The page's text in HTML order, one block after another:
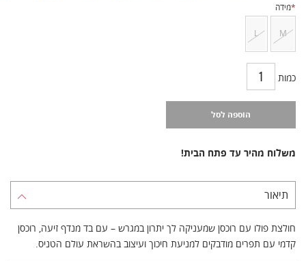
*מידה
M
L
כמות
הוספה לסל
משלוח מהיר עד פתח הבית!
תיאור
חולצת פולו עם רוכסן שמעניקה לך יתרון במגרש – עם בד מנדף זיעה, רוכסן
קדמי עם תפרים מודבקים למניעת חיכוך ועיצוב בהשראת עולם הטניס.